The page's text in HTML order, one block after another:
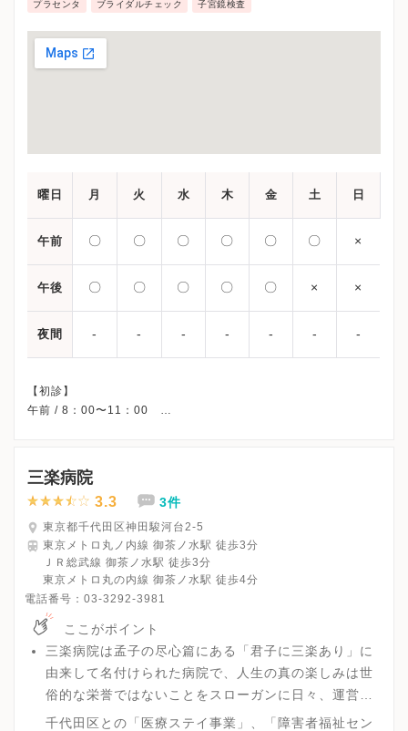
プラセンタ ブライダルチェック 子宮鏡検査
曜日 月 火 水 木 金 土 日
午前 〇 〇 〇 〇 〇 〇 ×
午後 〇 〇 〇 〇 〇 × ×
夜間 - - - - - - -
【初診】
午前 / 8：00〜11：00
※詳細はクリニックHPを確認、または直接お問い合わせくださ
三楽病院
3.3 3件
東京都千代田区神田駿河台2-5
東京メトロ丸ノ内線 御茶ノ水駅 徒歩3分
ＪＲ総武線 御茶ノ水駅 徒歩3分
東京メトロ丸の内線 御茶ノ水駅 徒歩4分
電話番号： 03-3292-3981
ここがポイント
三楽病院は孟子の尽心篇にある「君子に三楽あり」に
由来して名付けられた病院で、人生の真の楽しみは世
俗的な栄誉ではないことをスローガンに日々、運営を
しています。
千代田区との「医療ステイ事業」、「障害者福祉セン